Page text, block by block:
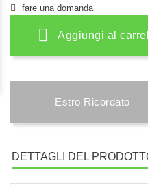
fare una domanda
Aggiungi al
Estro Ricordato
DETTAGLI DEL